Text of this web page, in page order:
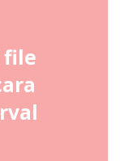
file